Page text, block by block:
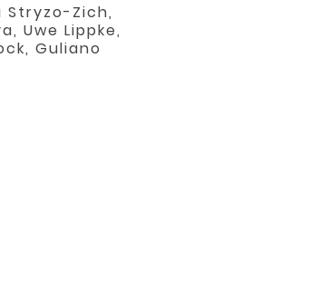
Stryzo-Zich,
Uwe Lippke,
Guliano